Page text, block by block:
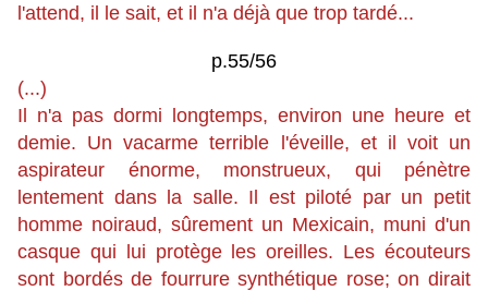
l'attend, il le sait, et il n'a déjà que trop tardé...
p.55/56
(...)
Il n'a pas dormi longtemps, environ une heure et
demie. Un vacarme terrible l'éveille, et il voit un
aspirateur énorme, monstrueux, qui pénètre
lentement dans la salle. Il est piloté par un petit
homme noiraud, sûrement un Mexicain, muni d'un
casque qui lui protège les oreilles. Les écouteurs
sont bordés de fourrure synthétique rose; on dirait